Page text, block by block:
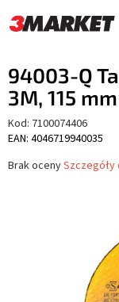
do
treści
94003-Q
3M, 115 mm
Kod: 7100074406
EAN: 4046719940035
Średnia
Brak ocenySzczegóły